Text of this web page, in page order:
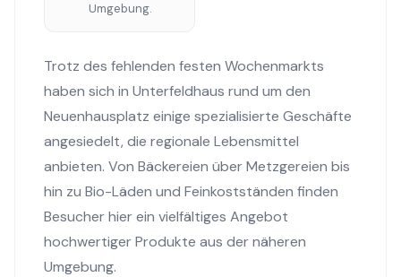
Umgebung.
Trotz des fehlenden festen Wochenmarkts
haben sich in Unterfeldhaus rund um den
Neuenhausplatz einige spezialisierte Geschäfte
angesiedelt, die regionale Lebensmittel
anbieten. Von Bäckereien über Metzgereien bis
hin zu Bio-Läden und Feinkostständen finden
Besucher hier ein vielfältiges Angebot
hochwertiger Produkte aus der näheren
Umgebung.